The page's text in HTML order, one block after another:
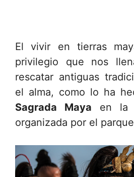
El vivir en tierras
privilegio que nos
rescatar antiguas
el alma, como lo ha
Sagrada Maya en la
organizada por el